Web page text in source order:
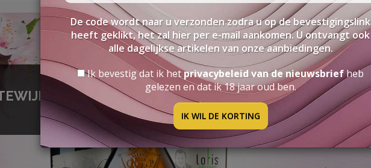
WORDEN?
De code wordt naar u verzonden zodra u op de bevestigingslink
heeft geklikt, het zal hier per e-mail aankomen. U ontvangt ook
alle dagelijkse artikelen van onze aanbiedingen.
Ik bevestig dat ik hetprivacybeleid van de nieuwsbriefheb
gelezen en dat ik 18 jaar oud ben.
IK WIL DE KORTING